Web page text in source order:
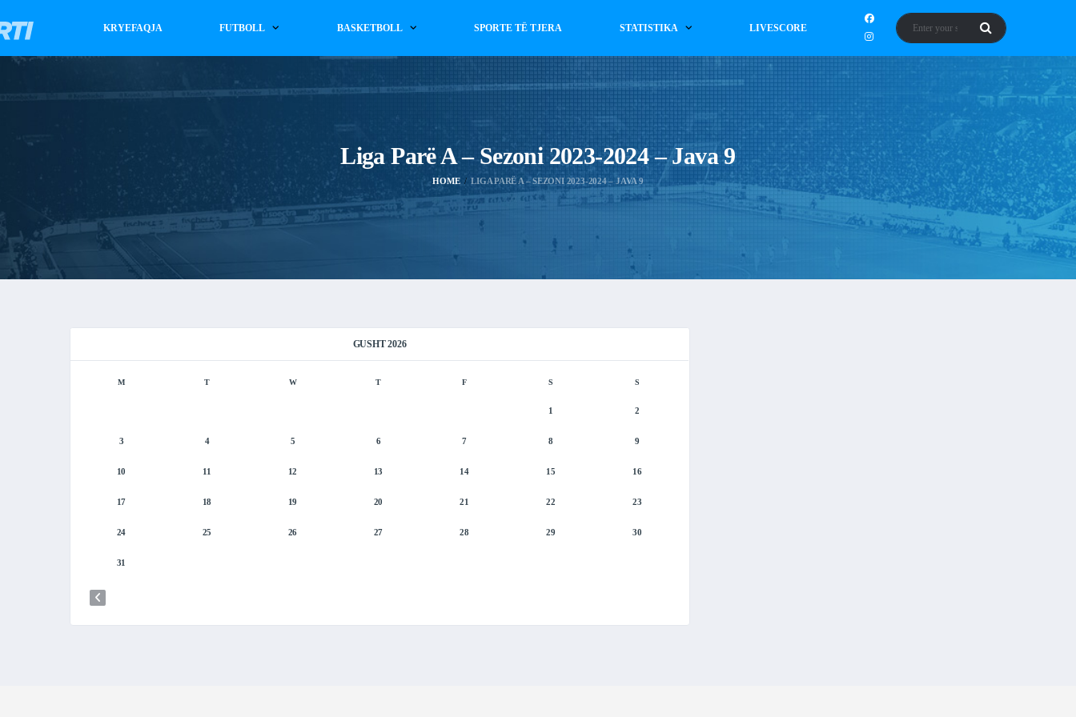
KRYEFAQJA FUTBOLL BASKETBOLL SPORTE TË TJERA STATISTIKA LIVESCORE
Liga Parë A – Sezoni 2023-2024 – Java 9
HOME LIGA PARË A – SEZONI 2023-2024 – JAVA 9
GUSHT 2026
M T W T F S S
1 2
3 4 5 6 7 8 9
10 11 12 13 14 15 16
17 18 19 20 21 22 23
24 25 26 27 28 29 30
31